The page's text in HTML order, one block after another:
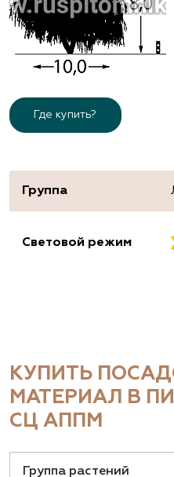
Где купить?
Группа
Световой режим
КУПИТЬ
МАТЕРИАЛ В
СЦ АППМ